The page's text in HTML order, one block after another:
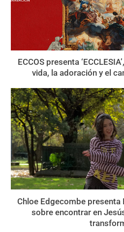
ECCOS presenta
vida, la adoración y el
Chloe Edgecombe presenta
sobre encontrar en